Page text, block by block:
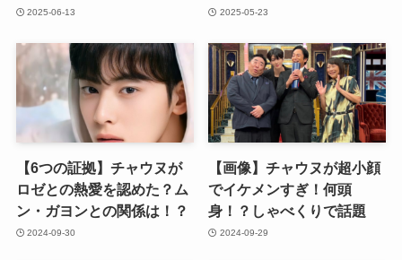
2025-06-13 2025-05-23
【6つの証拠】チャウヌが
ロゼとの熱愛を認めた？ム
ン・ガヨンとの関係は！？
2024-09-30
【画像】チャウヌが超小顔
でイケメンすぎ！何頭
身！？しゃべくりで話題
2024-09-29